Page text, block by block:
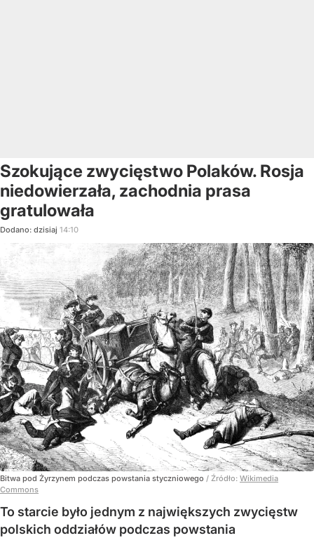
Szokujące zwycięstwo Polaków. Rosja
niedowierzała, zachodnia prasa
gratulowała
Dodano: dzisiaj 14:10
Bitwa pod Żyrzynem podczas powstania styczniowego / Źródło: Wikimedia
Commons
To starcie było jednym z największych zwycięstw
polskich oddziałów podczas powstania